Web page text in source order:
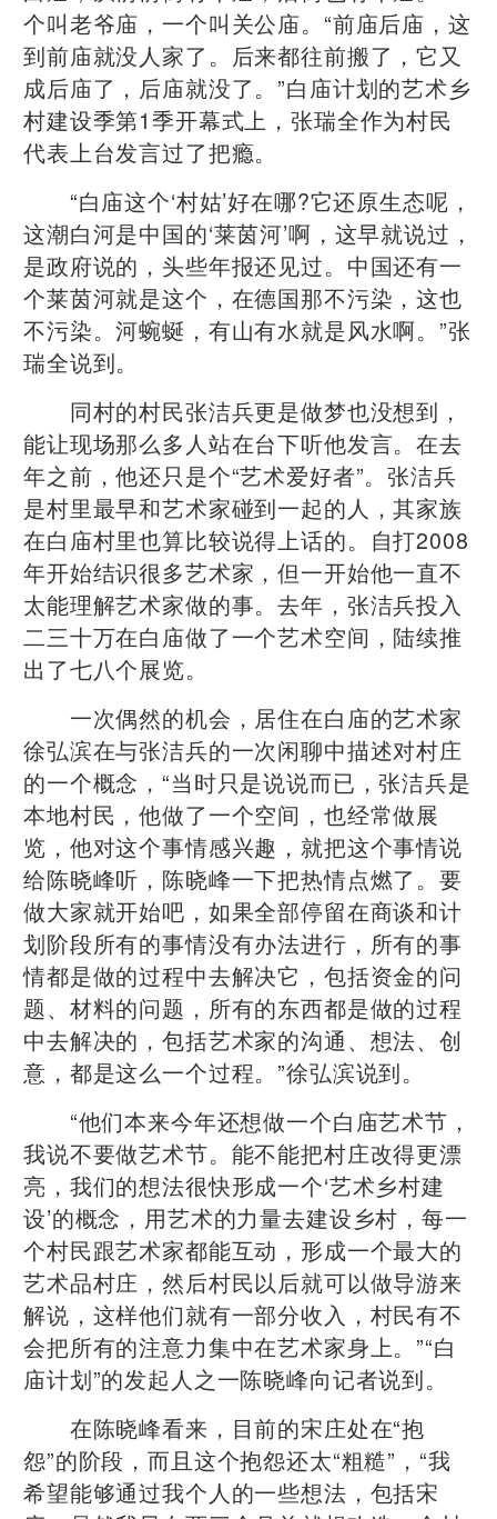
个叫老爷庙，一个叫关公庙。“前庙后庙，这
到前庙就没人家了。后来都往前搬了，它又
成后庙了，后庙就没了。”白庙计划的艺术乡
村建设季第1季开幕式上，张瑞全作为村民
代表上台发言过了把瘾。
“白庙这个‘村姑’好在哪?它还原生态呢，
这潮白河是中国的‘莱茵河’啊，这早就说过，
是政府说的，头些年报还见过。中国还有一
个莱茵河就是这个，在德国那不污染，这也
不污染。河蜿蜒，有山有水就是风水啊。”张
瑞全说到。
同村的村民张洁兵更是做梦也没想到，
能让现场那么多人站在台下听他发言。在去
年之前，他还只是个“艺术爱好者”。张洁兵
是村里最早和艺术家碰到一起的人，其家族
在白庙村里也算比较说得上话的。自打2008
年开始结识很多艺术家，但一开始他一直不
太能理解艺术家做的事。去年，张洁兵投入
二三十万在白庙做了一个艺术空间，陆续推
出了七八个展览。
一次偶然的机会，居住在白庙的艺术家
徐弘滨在与张洁兵的一次闲聊中描述对村庄
的一个概念，“当时只是说说而已，张洁兵是
本地村民，他做了一个空间，也经常做展
览，他对这个事情感兴趣，就把这个事情说
给陈晓峰听，陈晓峰一下把热情点燃了。要
做大家就开始吧，如果全部停留在商谈和计
划阶段所有的事情没有办法进行，所有的事
情都是做的过程中去解决它，包括资金的问
题、材料的问题，所有的东西都是做的过程
中去解决的，包括艺术家的沟通、想法、创
意，都是这么一个过程。”徐弘滨说到。
“他们本来今年还想做一个白庙艺术节，
我说不要做艺术节。能不能把村庄改得更漂
亮，我们的想法很快形成一个‘艺术乡村建
设’的概念，用艺术的力量去建设乡村，每一
个村民跟艺术家都能互动，形成一个最大的
艺术品村庄，然后村民以后就可以做导游来
解说，这样他们就有一部分收入，村民有不
会把所有的注意力集中在艺术家身上。”“白
庙计划”的发起人之一陈晓峰向记者说到。
在陈晓峰看来，目前的宋庄处在“抱
怨”的阶段，而且这个抱怨还太“粗糙”，“我
希望能够通过我个人的一些想法，包括宋